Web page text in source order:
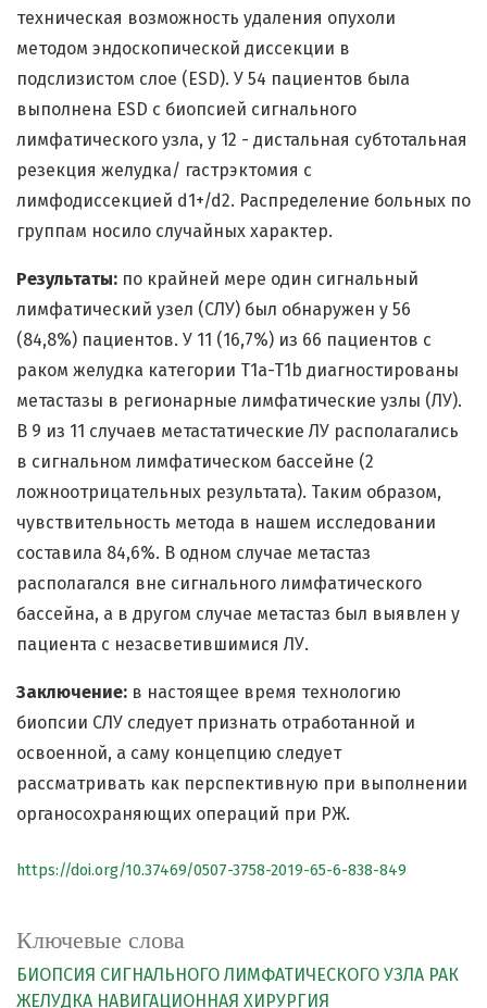
Ключевые слова
БИОПСИЯ СИГНАЛЬНОГО ЛИМФАТИЧЕСКОГО УЗЛА РАК
ЖЕЛУДКА НАВИГАЦИОННАЯ ХИРУРГИЯ
техническая возможность удаления опухоли
методом эндоскопической диссекции в
подслизистом слое (ESD). У 54 пациентов была
выполнена ESD с биопсией сигнального
лимфатического узла, у 12 - дистальная субтотальная
резекция желудка/ гастрэктомия с
лимфодиссекцией d1+/d2. Распределение больных по
группам носило случайных характер.
Результаты: по крайней мере один сигнальный
лимфатический узел (СЛУ) был обнаружен у 56
(84,8%) пациентов. У 11 (16,7%) из 66 пациентов с
раком желудка категории T1a-T1b диагностированы
метастазы в регионарные лимфатические узлы (ЛУ).
В 9 из 11 случаев метастатические ЛУ располагались
в сигнальном лимфатическом бассейне (2
ложноотрицательных результата). Таким образом,
чувствительность метода в нашем исследовании
составила 84,6%. В одном случае метастаз
располагался вне сигнального лимфатического
бассейна, а в другом случае метастаз был выявлен у
пациента с незасветившимися ЛУ.
Заключение: в настоящее время технологию
биопсии СЛУ следует признать отработанной и
освоенной, а саму концепцию следует
рассматривать как перспективную при выполнении
органосохраняющих операций при РЖ.
https://doi.org/10.37469/0507-3758-2019-65-6-838-849